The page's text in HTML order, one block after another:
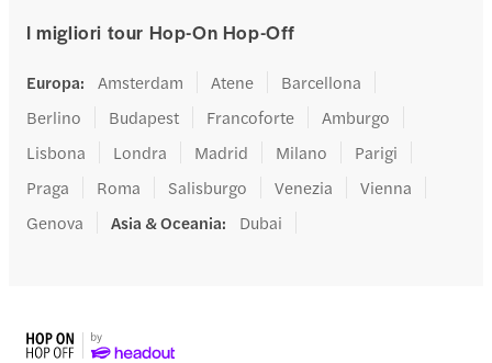
I migliori tour Hop-On Hop-Off
Europa: Amsterdam Atene
Barcellona
Berlino
Budapest Francoforte
Amburgo
Lisbona
Londra Madrid Milano
Parigi
Praga
Roma Salisburgo Venezia
Vienna
Genova
Asia & Oceania: Dubai